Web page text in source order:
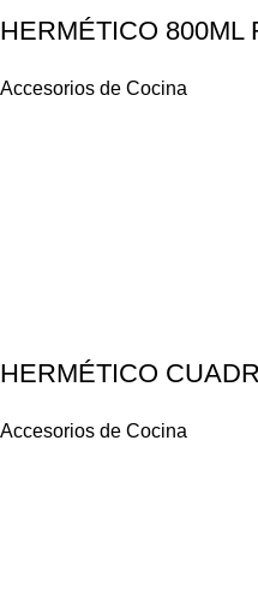
HERMÉTICO 800ML
Accesorios de Cocina
HERMÉTICO
Accesorios de Cocina